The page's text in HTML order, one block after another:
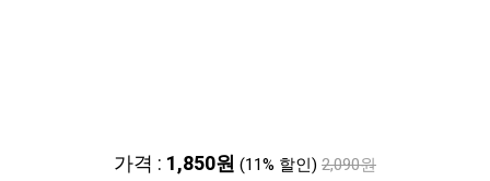
가격 : 1,850원 (11% 할인) 2,090원